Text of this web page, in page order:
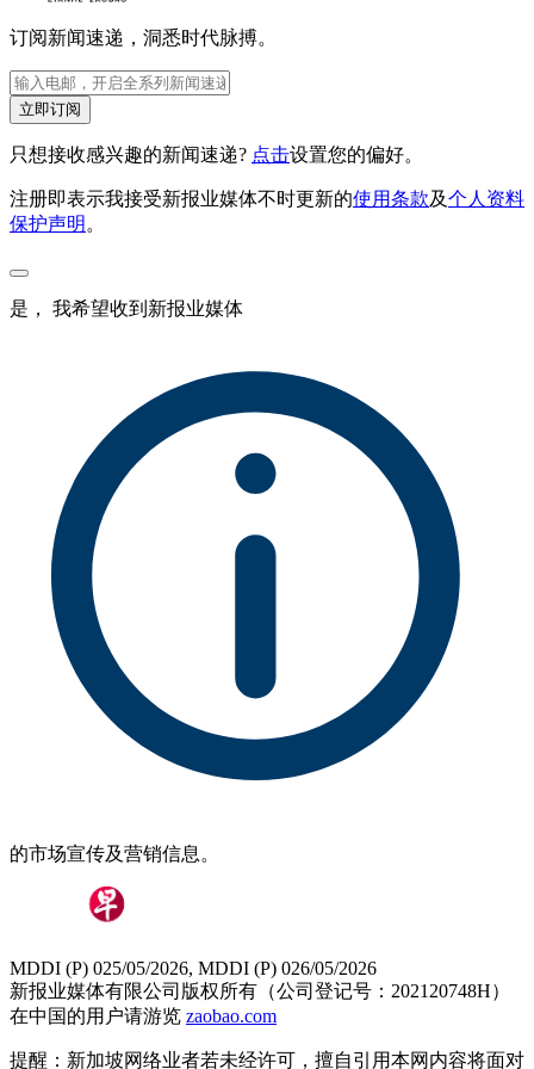
订阅新闻速递，洞悉时代脉搏。
立即订阅
只想接收感兴趣的新闻速递? 点击设置您的偏好。
注册即表示我接受新报业媒体不时更新的使用条款及个人资料
保护声明 。
是， 我希望收到新报业媒体
的市场宣传及营销信息。
MDDI (P) 025/05/2026, MDDI (P) 026/05/2026
新报业媒体有限公司版权所有（公司登记号：202120748H）
在中国的用户请游览 zaobao.com
提醒：新加坡网络业者若未经许可，擅自引用本网内容将面对